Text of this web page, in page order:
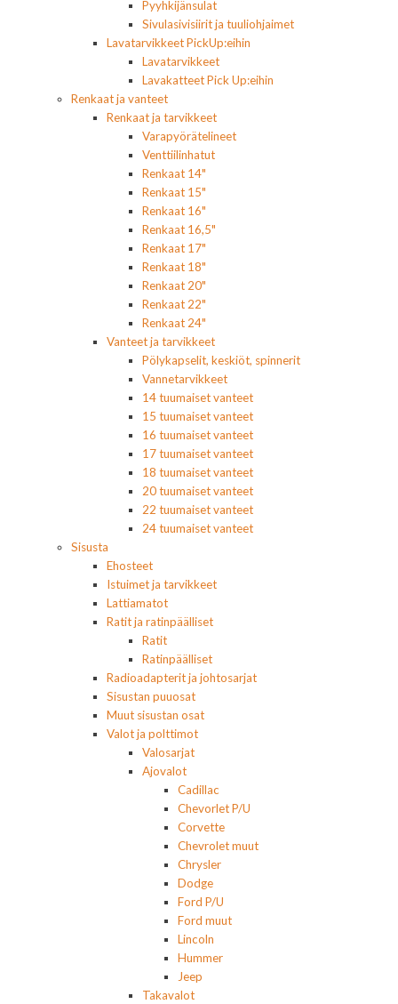
Pyyhkijänsulat
Sivulasivisiirit ja tuuliohjaimet
Lavatarvikkeet PickUp:eihin
Lavatarvikkeet
Lavakatteet Pick Up:eihin
Renkaat ja vanteet
Renkaat ja tarvikkeet
Varapyörätelineet
Venttiilinhatut
Renkaat 14"
Renkaat 15"
Renkaat 16"
Renkaat 16,5"
Renkaat 17"
Renkaat 18"
Renkaat 20"
Renkaat 22"
Renkaat 24"
Vanteet ja tarvikkeet
Pölykapselit, keskiöt, spinnerit
Vannetarvikkeet
14 tuumaiset vanteet
15 tuumaiset vanteet
16 tuumaiset vanteet
17 tuumaiset vanteet
18 tuumaiset vanteet
20 tuumaiset vanteet
22 tuumaiset vanteet
24 tuumaiset vanteet
Sisusta
Ehosteet
Istuimet ja tarvikkeet
Lattiamatot
Ratit ja ratinpäälliset
Ratit
Ratinpäälliset
Radioadapterit ja johtosarjat
Sisustan puuosat
Muut sisustan osat
Valot ja polttimot
Valosarjat
Ajovalot
Cadillac
Chevorlet P/U
Corvette
Chevrolet muut
Chrysler
Dodge
Ford P/U
Ford muut
Lincoln
Hummer
Jeep
Takavalot